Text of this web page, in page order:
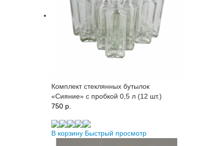
Комплект стеклянных бутылок
«Сияние» с пробкой 0,5 л (12 шт.)
750 p.
В корзину Быстрый просмотр